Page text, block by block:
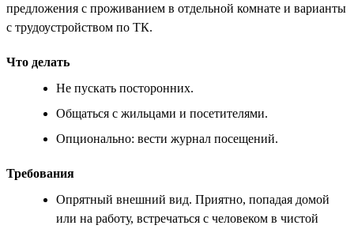
предложения с проживанием в отдельной комнате и варианты
с трудоустройством по ТК.
Что делать
Не пускать посторонних.
Общаться с жильцами и посетителями.
Опционально: вести журнал посещений.
Требования
Опрятный внешний вид. Приятно, попадая домой
или на работу, встречаться с человеком в чистой